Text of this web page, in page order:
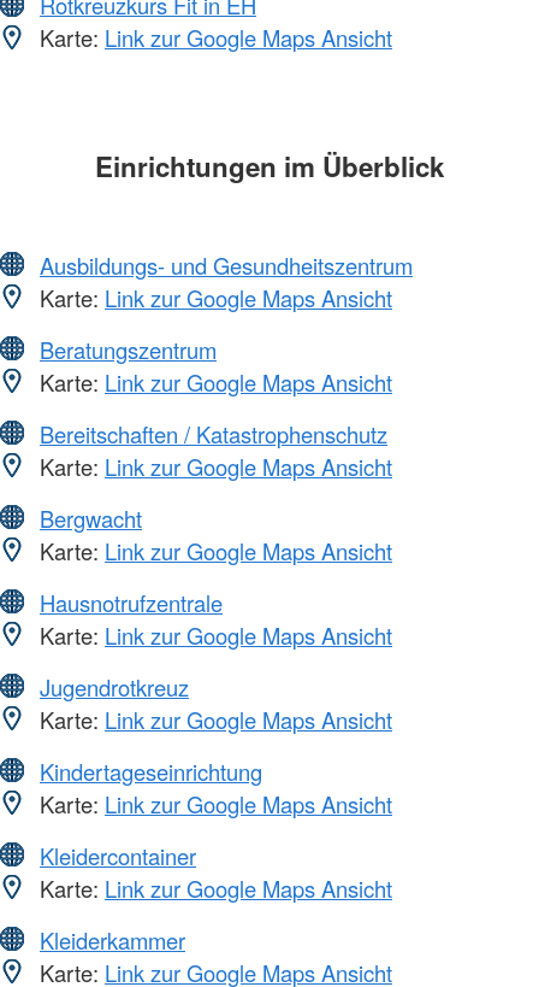
Karte: Link zur Google Maps Ansicht
Einrichtungen im Überblick
Ausbildungs- und Gesundheitszentrum
Karte: Link zur Google Maps Ansicht
Beratungszentrum
Karte: Link zur Google Maps Ansicht
Bereitschaften / Katastrophenschutz
Karte: Link zur Google Maps Ansicht
Bergwacht
Karte: Link zur Google Maps Ansicht
Hausnotrufzentrale
Karte: Link zur Google Maps Ansicht
Jugendrotkreuz
Karte: Link zur Google Maps Ansicht
Kindertageseinrichtung
Karte: Link zur Google Maps Ansicht
Kleidercontainer
Karte: Link zur Google Maps Ansicht
Kleiderkammer
Karte: Link zur Google Maps Ansicht